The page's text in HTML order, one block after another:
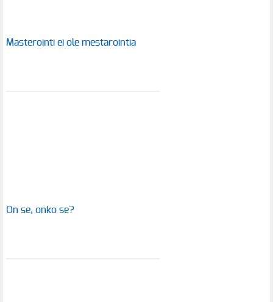
Masterointi ei ole mestarointia
On se, onko se?